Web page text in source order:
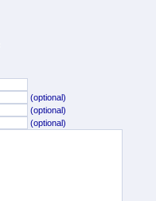
(optional)
(optional)
(optional)